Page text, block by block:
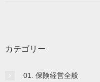
カテゴリー
01. 保険経営全般